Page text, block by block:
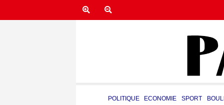
POLITIQUE ECONOMIE SPORT